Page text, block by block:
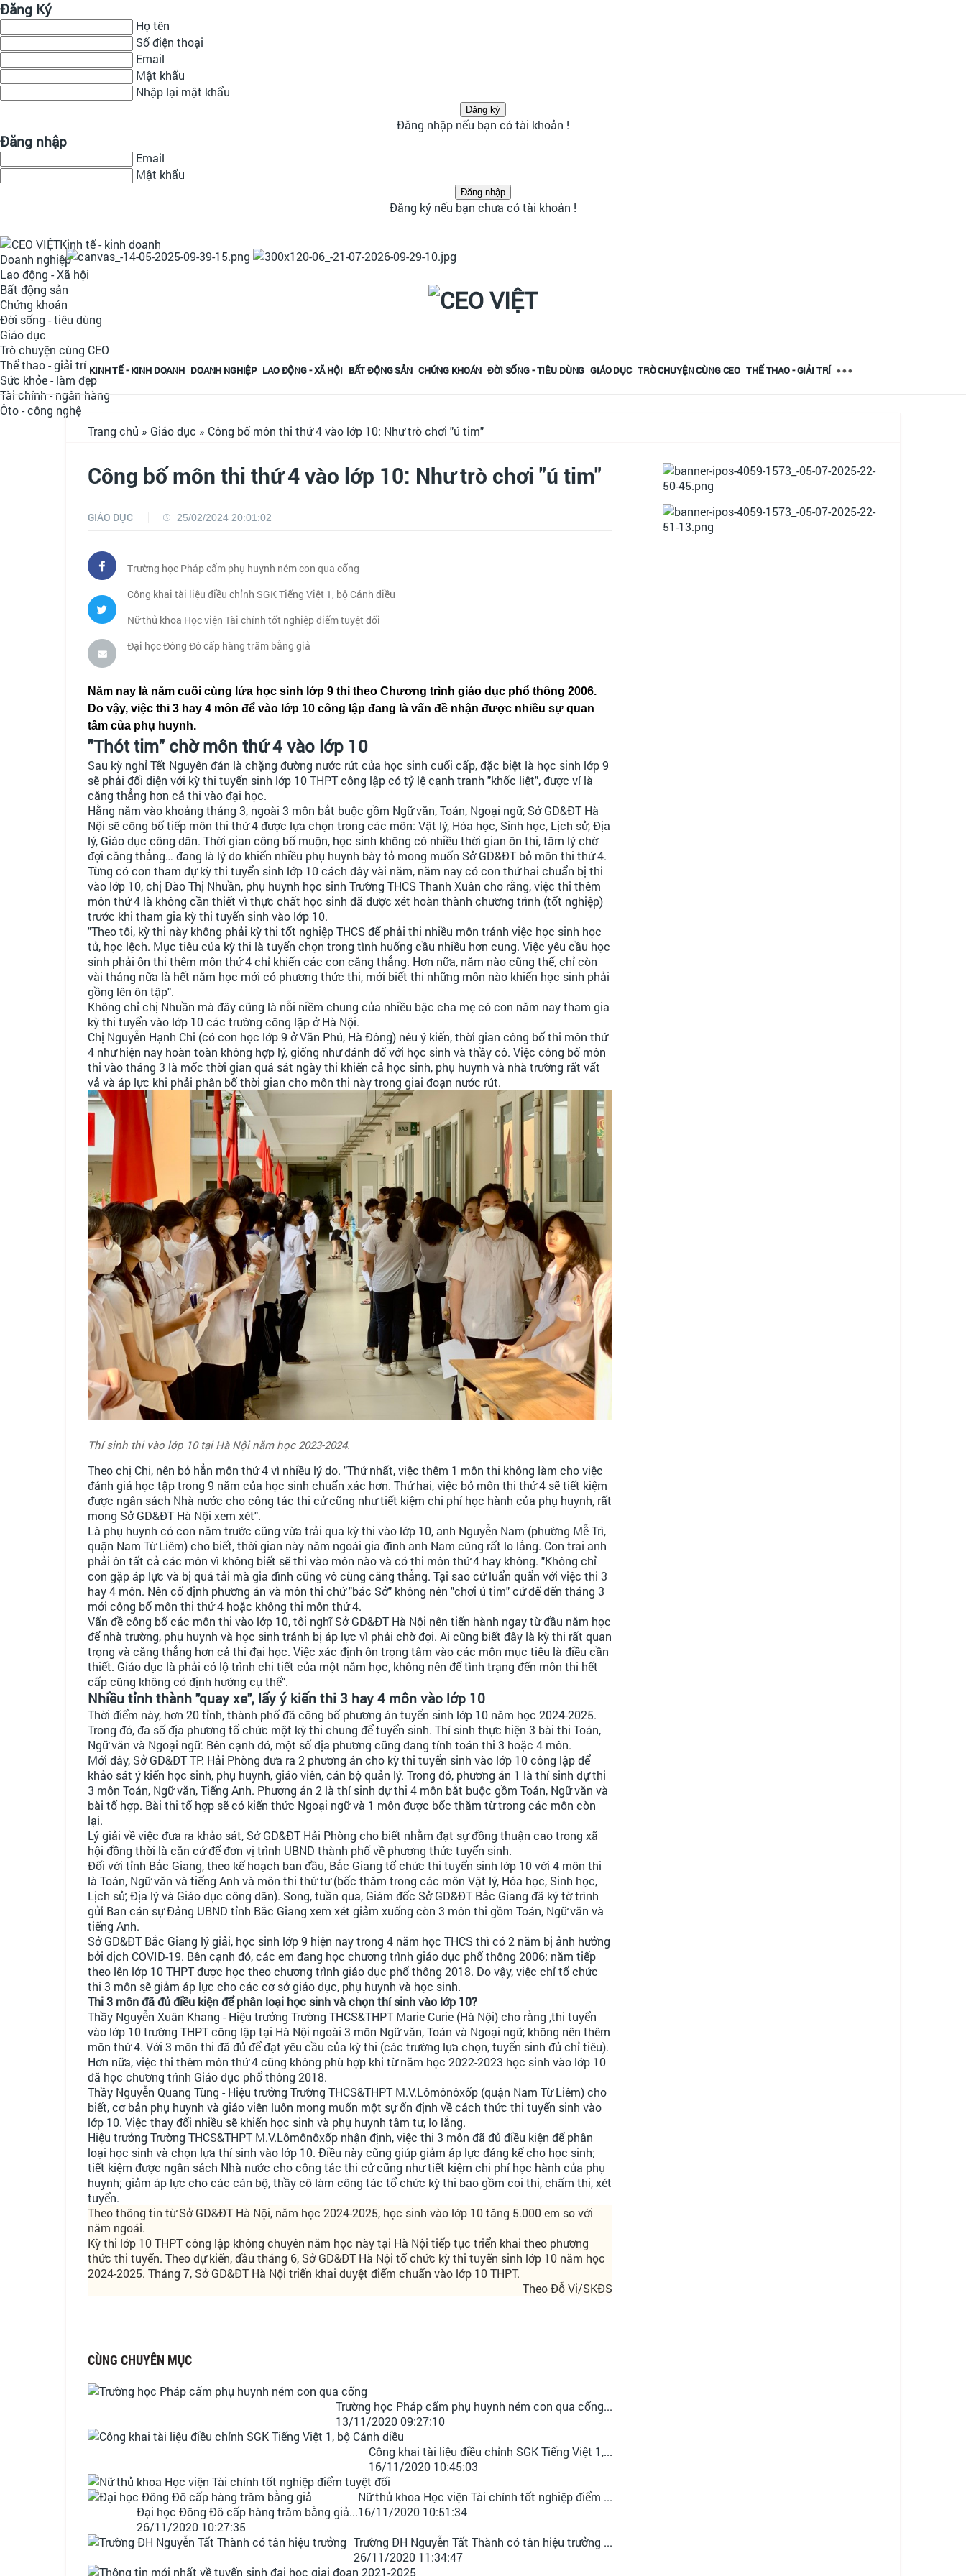
Đăng Ký
Họ tên
Số điện thoại
Email
Mật khẩu
Nhập lại mật khẩu
Đăng ký
Đăng nhập nếu bạn có tài khoản !
Đăng nhập
Email
Mật khẩu
Đăng nhập
Đăng ký nếu bạn chưa có tài khoản !
Kinh tế - kinh doanh
Doanh nghiệp
Lao động - Xã hội
Bất động sản
Chứng khoán
Đời sống - tiêu dùng
Giáo dục
Trò chuyện cùng CEO
Thể thao - giải trí
Sức khỏe - làm đẹp
Tài chính - ngân hàng
Ôto - công nghệ
KINH TẾ - KINH DOANH DOANH NGHIỆP LAO ĐỘNG - XÃ HỘI BẤT ĐỘNG SẢN CHỨNG KHOÁN ĐỜI SỐNG - TIÊU DÙNG GIÁO DỤC TRÒ CHUYỆN CÙNG CEO THỂ THAO - GIẢI TRÍ
Trang chủ » Giáo dục » Công bố môn thi thứ 4 vào lớp 10: Như trò chơi "ú tim"
Công bố môn thi thứ 4 vào lớp 10: Như trò chơi "ú tim"
GIÁO DỤC 25/02/2024 20:01:02
Trường học Pháp cấm phụ huynh ném con qua cổng
Công khai tài liệu điều chỉnh SGK Tiếng Việt 1, bộ Cánh diều
Nữ thủ khoa Học viện Tài chính tốt nghiệp điểm tuyệt đối
Đại học Đông Đô cấp hàng trăm bằng giả
Năm nay là năm cuối cùng lứa học sinh lớp 9 thi theo Chương trình giáo dục phổ thông 2006.
Do vậy, việc thi 3 hay 4 môn để vào lớp 10 công lập đang là vấn đề nhận được nhiều sự quan
tâm của phụ huynh.
"Thót tim" chờ môn thứ 4 vào lớp 10
Sau kỳ nghỉ Tết Nguyên đán là chặng đường nước rút của học sinh cuối cấp, đặc biệt là học sinh lớp 9
sẽ phải đối diện với kỳ thi tuyển sinh lớp 10 THPT công lập có tỷ lệ cạnh tranh "khốc liệt", được ví là
căng thẳng hơn cả thi vào đại học.
Hằng năm vào khoảng tháng 3, ngoài 3 môn bắt buộc gồm Ngữ văn, Toán, Ngoại ngữ, Sở GD&ĐT Hà
Nội sẽ công bố tiếp môn thi thứ 4 được lựa chọn trong các môn: Vật lý, Hóa học, Sinh học, Lịch sử, Địa
lý, Giáo dục công dân. Thời gian công bố muộn, học sinh không có nhiều thời gian ôn thi, tâm lý chờ
đợi căng thẳng… đang là lý do khiến nhiều phụ huynh bày tỏ mong muốn Sở GD&ĐT bỏ môn thi thứ 4.
Từng có con tham dự kỳ thi tuyển sinh lớp 10 cách đây vài năm, năm nay có con thứ hai chuẩn bị thi
vào lớp 10, chị Đào Thị Nhuần, phụ huynh học sinh Trường THCS Thanh Xuân cho rằng, việc thi thêm
môn thứ 4 là không cần thiết vì thực chất học sinh đã được xét hoàn thành chương trình (tốt nghiệp)
trước khi tham gia kỳ thi tuyển sinh vào lớp 10.
"Theo tôi, kỳ thi này không phải kỳ thi tốt nghiệp THCS để phải thi nhiều môn tránh việc học sinh học
tủ, học lệch. Mục tiêu của kỳ thi là tuyển chọn trong tình huống cầu nhiều hơn cung. Việc yêu cầu học
sinh phải ôn thi thêm môn thứ 4 chỉ khiến các con căng thẳng. Hơn nữa, năm nào cũng thế, chỉ còn
vài tháng nữa là hết năm học mới có phương thức thi, mới biết thi những môn nào khiến học sinh phải
gồng lên ôn tập".
Không chỉ chị Nhuần mà đây cũng là nỗi niềm chung của nhiều bậc cha mẹ có con năm nay tham gia
kỳ thi tuyển vào lớp 10 các trường công lập ở Hà Nội.
Chị Nguyễn Hạnh Chi (có con học lớp 9 ở Văn Phú, Hà Đông) nêu ý kiến, thời gian công bố thi môn thứ
4 như hiện nay hoàn toàn không hợp lý, giống như đánh đố với học sinh và thầy cô. Việc công bố môn
thi vào tháng 3 là mốc thời gian quá sát ngày thi khiến cả học sinh, phụ huynh và nhà trường rất vất
vả và áp lực khi phải phân bổ thời gian cho môn thi này trong giai đoạn nước rút.
Thí sinh thi vào lớp 10 tại Hà Nội năm học 2023-2024.
Theo chị Chi, nên bỏ hẳn môn thứ 4 vì nhiều lý do. "Thứ nhất, việc thêm 1 môn thi không làm cho việc
đánh giá học tập trong 9 năm của học sinh chuẩn xác hơn. Thứ hai, việc bỏ môn thi thứ 4 sẽ tiết kiệm
được ngân sách Nhà nước cho công tác thi cử cũng như tiết kiệm chi phí học hành của phụ huynh, rất
mong Sở GD&ĐT Hà Nội xem xét".
Là phụ huynh có con năm trước cũng vừa trải qua kỳ thi vào lớp 10, anh Nguyễn Nam (phường Mễ Trì,
quận Nam Từ Liêm) cho biết, thời gian này năm ngoái gia đình anh Nam cũng rất lo lắng. Con trai anh
phải ôn tất cả các môn vì không biết sẽ thi vào môn nào và có thi môn thứ 4 hay không. "Không chỉ
con gặp áp lực và bị quá tải mà gia đình cũng vô cùng căng thẳng. Tại sao cứ luẩn quẩn với việc thi 3
hay 4 môn. Nên cố định phương án và môn thi chứ "bác Sở" không nên "chơi ú tim" cứ để đến tháng 3
mới công bố môn thi thứ 4 hoặc không thi môn thứ 4.
Vấn đề công bố các môn thi vào lớp 10, tôi nghĩ Sở GD&ĐT Hà Nội nên tiến hành ngay từ đầu năm học
để nhà trường, phụ huynh và học sinh tránh bị áp lực vì phải chờ đợi. Ai cũng biết đây là kỳ thi rất quan
trọng và căng thẳng hơn cả thi đại học. Việc xác định ôn trọng tâm vào các môn mục tiêu là điều cần
thiết. Giáo dục là phải có lộ trình chi tiết của một năm học, không nên để tình trạng đến môn thi hết
cấp cũng không có định hướng cụ thể".
Nhiều tỉnh thành "quay xe", lấy ý kiến thi 3 hay 4 môn vào lớp 10
Thời điểm này, hơn 20 tỉnh, thành phố đã công bố phương án tuyển sinh lớp 10 năm học 2024-2025.
Trong đó, đa số địa phương tổ chức một kỳ thi chung để tuyển sinh. Thí sinh thực hiện 3 bài thi Toán,
Ngữ văn và Ngoại ngữ. Bên cạnh đó, một số địa phương cũng đang tính toán thi 3 hoặc 4 môn.
Mới đây, Sở GD&ĐT TP. Hải Phòng đưa ra 2 phương án cho kỳ thi tuyển sinh vào lớp 10 công lập để
khảo sát ý kiến học sinh, phụ huynh, giáo viên, cán bộ quản lý. Trong đó, phương án 1 là thí sinh dự thi
3 môn Toán, Ngữ văn, Tiếng Anh. Phương án 2 là thí sinh dự thi 4 môn bắt buộc gồm Toán, Ngữ văn và
bài tổ hợp. Bài thi tổ hợp sẽ có kiến thức Ngoại ngữ và 1 môn được bốc thăm từ trong các môn còn
lại.
Lý giải về việc đưa ra khảo sát, Sở GD&ĐT Hải Phòng cho biết nhằm đạt sự đồng thuận cao trong xã
hội đồng thời là căn cứ để đơn vị trình UBND thành phố về phương thức tuyển sinh.
Đối với tỉnh Bắc Giang, theo kế hoạch ban đầu, Bắc Giang tổ chức thi tuyển sinh lớp 10 với 4 môn thi
là Toán, Ngữ văn và tiếng Anh và môn thi thứ tư (bốc thăm trong các môn Vật lý, Hóa học, Sinh học,
Lịch sử, Địa lý và Giáo dục công dân). Song, tuần qua, Giám đốc Sở GD&ĐT Bắc Giang đã ký tờ trình
gửi Ban cán sự Đảng UBND tỉnh Bắc Giang xem xét giảm xuống còn 3 môn thi gồm Toán, Ngữ văn và
tiếng Anh.
Sở GD&ĐT Bắc Giang lý giải, học sinh lớp 9 hiện nay trong 4 năm học THCS thì có 2 năm bị ảnh hưởng
bởi dịch COVID-19. Bên cạnh đó, các em đang học chương trình giáo dục phổ thông 2006; năm tiếp
theo lên lớp 10 THPT được học theo chương trình giáo dục phổ thông 2018. Do vậy, việc chỉ tổ chức
thi 3 môn sẽ giảm áp lực cho các cơ sở giáo dục, phụ huynh và học sinh.
Thi 3 môn đã đủ điều kiện để phân loại học sinh và chọn thí sinh vào lớp 10?
Thầy Nguyễn Xuân Khang - Hiệu trưởng Trường THCS&THPT Marie Curie (Hà Nội) cho rằng ,thi tuyển
vào lớp 10 trường THPT công lập tại Hà Nội ngoài 3 môn Ngữ văn, Toán và Ngoại ngữ, không nên thêm
môn thứ 4. Với 3 môn thi đã đủ để đạt yêu cầu của kỳ thi (các trường lựa chọn, tuyển sinh đủ chỉ tiêu).
Hơn nữa, việc thi thêm môn thứ 4 cũng không phù hợp khi từ năm học 2022-2023 học sinh vào lớp 10
đã học chương trình Giáo dục phổ thông 2018.
Thầy Nguyễn Quang Tùng - Hiệu trưởng Trường THCS&THPT M.V.Lômônôxốp (quận Nam Từ Liêm) cho
biết, cơ bản phụ huynh và giáo viên luôn mong muốn một sự ổn định về cách thức thi tuyển sinh vào
lớp 10. Việc thay đổi nhiều sẽ khiến học sinh và phụ huynh tâm tư, lo lắng.
Hiệu trưởng Trường THCS&THPT M.V.Lômônôxốp nhận định, việc thi 3 môn đã đủ điều kiện để phân
loại học sinh và chọn lựa thí sinh vào lớp 10. Điều này cũng giúp giảm áp lực đáng kể cho học sinh;
tiết kiệm được ngân sách Nhà nước cho công tác thi cử cũng như tiết kiệm chi phí học hành của phụ
huynh; giảm áp lực cho các cán bộ, thầy cô làm công tác tổ chức kỳ thi bao gồm coi thi, chấm thi, xét
tuyển.
Theo thông tin từ Sở GD&ĐT Hà Nội, năm học 2024-2025, học sinh vào lớp 10 tăng 5.000 em so với
năm ngoái.
Kỳ thi lớp 10 THPT công lập không chuyên năm học này tại Hà Nội tiếp tục triển khai theo phương
thức thi tuyển. Theo dự kiến, đầu tháng 6, Sở GD&ĐT Hà Nội tổ chức kỳ thi tuyển sinh lớp 10 năm học
2024-2025. Tháng 7, Sở GD&ĐT Hà Nội triển khai duyệt điểm chuẩn vào lớp 10 THPT.
Theo Đỗ Vi/SKĐS
CÙNG CHUYÊN MỤC
Trường học Pháp cấm phụ huynh ném con qua cổng...
13/11/2020 09:27:10
Công khai tài liệu điều chỉnh SGK Tiếng Việt 1,...
16/11/2020 10:45:03
Nữ thủ khoa Học viện Tài chính tốt nghiệp điểm ...
16/11/2020 10:51:34
Đại học Đông Đô cấp hàng trăm bằng giả...
26/11/2020 10:27:35
Trường ĐH Nguyễn Tất Thành có tân hiệu trưởng ...
26/11/2020 11:34:47